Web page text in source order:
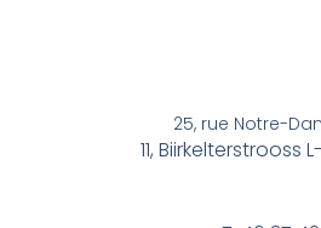
25, rue Notre-
11,